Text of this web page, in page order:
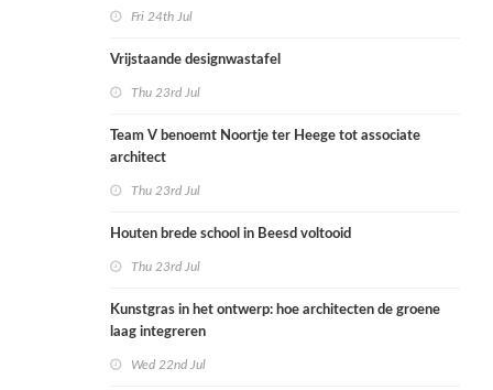
Fri 24th Jul
Vrijstaande designwastafel
Thu 23rd Jul
Team V benoemt Noortje ter Heege tot associate
architect
Thu 23rd Jul
Houten brede school in Beesd voltooid
Thu 23rd Jul
Kunstgras in het ontwerp: hoe architecten de groene
laag integreren
Wed 22nd Jul